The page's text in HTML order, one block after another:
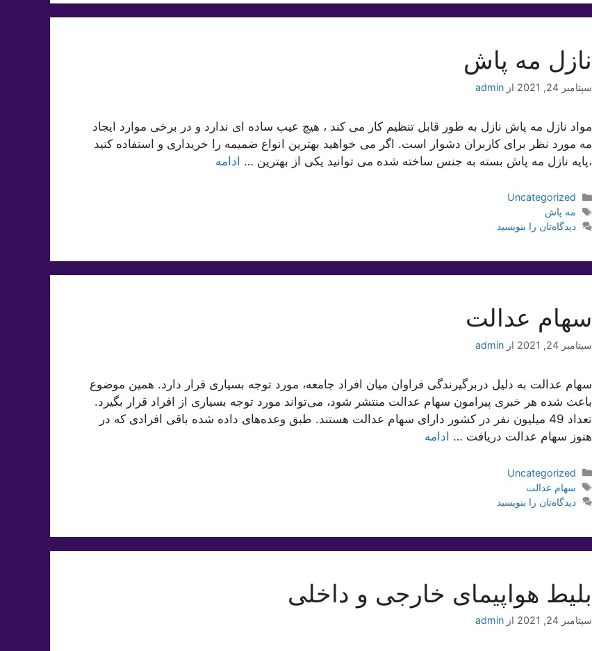
نازل مه پاش
سپتامبر 24, 2021 از admin
مواد نازل مه پاش نازل به طور قابل تنظیم کار می کند ، هیچ عیب ساده ای ندارد و در برخی موارد ایجاد
مه مورد نظر برای کاربران دشوار است. اگر می خواهید بهترین انواع ضمیمه را خریداری و استفاده کنید
،پایه نازل مه پاش بسته به جنس ساخته شده می توانید یکی از بهترین … ادامه
دسته‌ها
Uncategorized
برچسب‌ها
مه پاش
دیدگاه‌تان را بنویسید
سهام عدالت
سپتامبر 24, 2021 از admin
سهام عدالت به دلیل دربرگیرندگی فراوان میان افراد جامعه، مورد توجه بسیاری قرار دارد. همین موضوع
باعث شده هر خبری پیرامون سهام عدالت منتشر شود، می‌تواند مورد توجه بسیاری از افراد قرار بگیرد.
تعداد 49 میلیون نفر در کشور دارای سهام عدالت هستند. طبق وعده‌های داده شده باقی افرادی که در
هنوز سهام عدالت دریافت … ادامه
دسته‌ها
Uncategorized
برچسب‌ها
سهام عدالت
دیدگاه‌تان را بنویسید
بلیط هواپیمای خارجی و داخلی
سپتامبر 24, 2021 از admin